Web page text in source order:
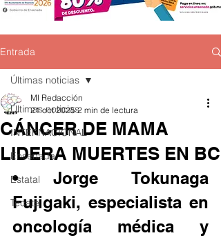
Entrada
Últimas noticias
INTERNACIONAL
Ensenada
Estatal
Tecate
Últimas noticias
CÁNCER DE MAMA
LIDERA MUERTES EN BC
MI Redacción
21 oct 2025 2 min de lectura
• Jorge Tokunaga
Fujigaki, especialista en
oncología médica y